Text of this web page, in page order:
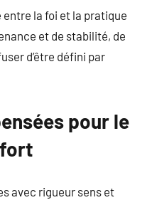
entre la foi et la pratique
et de stabilité, de
d’être défini par
pour le
avec rigueur sens et